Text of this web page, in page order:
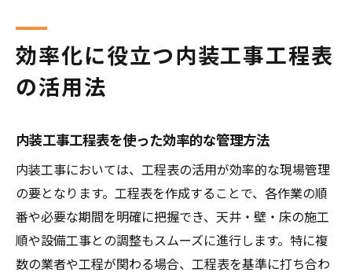
効率化に役立つ内装工事工程表
の活用法
内装工事工程表を使った効率的な管理方法
内装工事においては、工程表の活用が効率的な現場管理
の要となります。工程表を作成することで、各作業の順
番や必要な期間を明確に把握でき、天井・壁・床の施工
順や設備工事との調整もスムーズに進行します。特に複
数の業者や工程が関わる場合、工程表を基準に打ち合わ